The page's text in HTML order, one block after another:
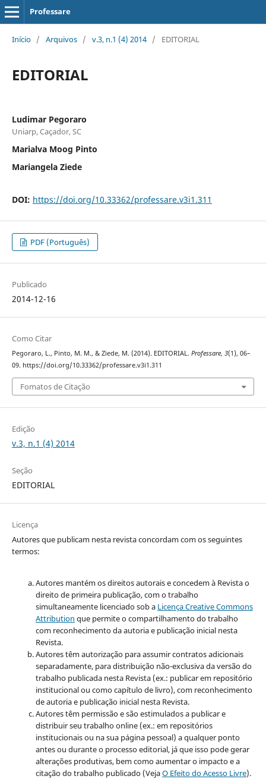
Professare
Início / Arquivos / v.3, n.1 (4) 2014 / EDITORIAL
EDITORIAL
Ludimar Pegoraro
Uniarp, Caçador, SC
Marialva Moog Pinto
Mariangela Ziede
DOI: https://doi.org/10.33362/professare.v3i1.311
PDF (Português)
Publicado
2014-12-16
Como Citar
Pegoraro, L., Pinto, M. M., & Ziede, M. (2014). EDITORIAL. Professare, 3(1), 06–
09. https://doi.org/10.33362/professare.v3i1.311
Fomatos de Citação
Edição
v.3, n.1 (4) 2014
Seção
EDITORIAL
Licença
Autores que publicam nesta revista concordam com os seguintes
termos:
Autores mantém os direitos autorais e concedem à Revista o
direito de primeira publicação, com o trabalho
simultaneamente licenciado sob a Licença Creative Commons
Attribution que permite o compartilhamento do trabalho
com reconhecimento da autoria e publicação inicial nesta
Revista.
Autores têm autorização para assumir contratos adicionais
separadamente, para distribuição não-exclusiva da versão do
trabalho publicada nesta Revista (ex.: publicar em repositório
institucional ou como capítulo de livro), com reconhecimento
de autoria e publicação inicial nesta Revista.
Autores têm permissão e são estimulados a publicar e
distribuir seu trabalho online (ex.: em repositórios
institucionais ou na sua página pessoal) a qualquer ponto
antes ou durante o processo editorial, já que isso pode gerar
alterações produtivas, bem como aumentar o impacto e a
citação do trabalho publicado (VejaO Efeito do Acesso Livre).